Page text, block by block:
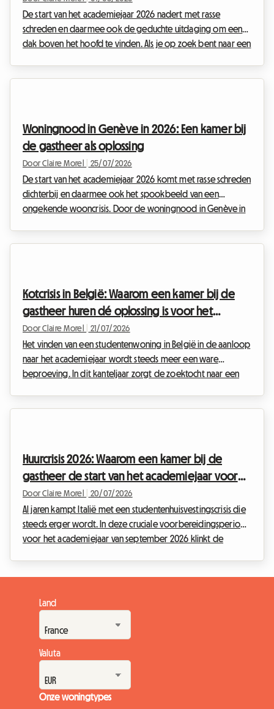
De start van het academiejaar 2026 nadert met rasse
schreden en daarmee ook de geduchte uitdaging om een
dak boven het hoofd te vinden. Als je op zoek bent naar een
situatie lijden. Bij Roomlala volgen we deze alarmerende
situatie o...
Woningnood in Genève in 2026: Een kamer bij
de gastheer als oplossing
Door Claire Morel 25/07/2026
De start van het academiejaar 2026 komt met rasse schreden
dichterbij en daarmee ook het spookbeeld van een
ongekende wooncrisis. Door de woningnood in Genève in
honderden opstapelen op de bureaus van
vastgoedbeheerders. Bij Ro...
Kotcrisis in België: Waarom een kamer bij de
gastheer huren dé oplossing is voor het
academiejaar 2026
Door Claire Morel 21/07/2026
Het vinden van een studentenwoning in België in de aanloop
naar het academiejaar wordt steeds meer een ware
beproeving. In dit kanteljaar zorgt de zoektocht naar een
nieuwe alternatieven om het recht op onderwijs in
menswaardige...
Huurcrisis 2026: Waarom een kamer bij de
gastheer de start van het academiejaar voor
Italiaanse studenten redt
Door Claire Morel 20/07/2026
Al jaren kampt Italië met een studentenhuisvestingscrisis die
steeds erger wordt. In deze cruciale voorbereidingsperiode
voor het academiejaar van september 2026 klinkt de
prestigieuze universiteiten van Milaan, Rome of Bologna zijn
niet langer slechts tijdelijke verzetsdaden, maar het
blijvende symbool van een generatie die financieel strijd...
Land
Valuta
Onze woningtypes